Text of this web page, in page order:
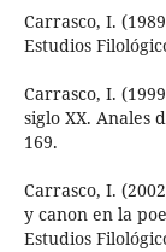
Carrasco, I.
Estudios
Carrasco, I.
siglo XX. Anales
169.
Carrasco, I.
y canon en la
Estudios